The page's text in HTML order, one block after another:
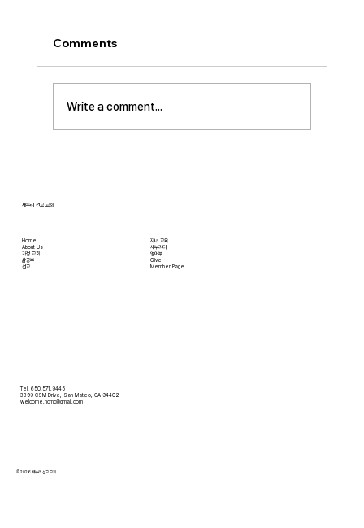
• 서대석 목자 단기 선교 8월 1일부터 13일까지
이스라엘 단기 선교를 다녀옵니다. 관심과 기도
부탁 드립니다. • 가정교회 평신도 세미나 등록
평신도 세미나가 어스틴 늘푸른교회에서 9월 25
일부터 27일까지 있습니다. 등록마감은 8월 7일
Comments
Write a comment...
Home
About Us
​가정 교회
​삶공부
​선교
자녀 교육
새누리터
영어부
Give
Member Page
Tel. 650.571.9445
3399 CSM Drive, San Mateo, CA 94402
welcome.ncmc@gmail.com
© 2026 새누리 선교 교회
새누리 선교 교회